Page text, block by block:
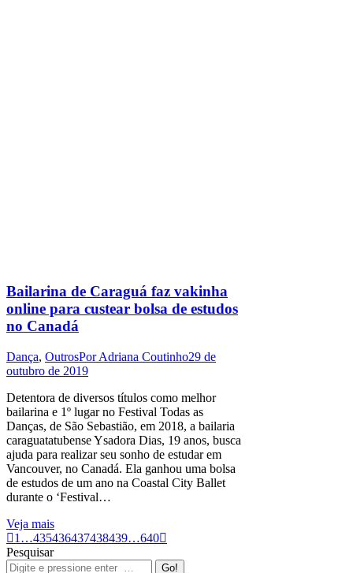
Bailarina de Caraguá faz vakinha
online para custear bolsa de estudos
no Canadá
Dança, OutrosPorAdriana Coutinho29 de
outubro de 2019
Detentora de diversos títulos como melhor
bailarina e 1º lugar no Festival Todas as
Danças, de São Sebastião, em 2018, a bailaria
caraguatatubense Ysadora Dias, 19 anos, busca
ajuda para realizar seu sonho de estudar em
Vancouver, no Canadá. Ela ganhou uma bolsa
de estudos de um ano na Coastal City Ballet
durante o ‘Festival…
Veja mais
1 …435436437438439…640
Pesquisar
Search: